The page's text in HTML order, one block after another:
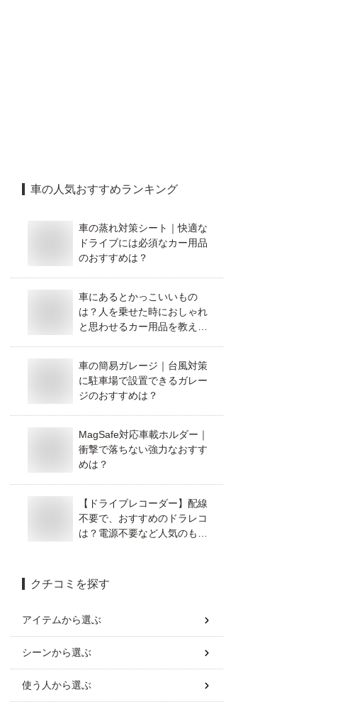
車の人気おすすめランキング
車の蒸れ対策シート｜快適な
ドライブには必須なカー用品
のおすすめは？
車にあるとかっこいいもの
は？人を乗せた時におしゃれ
と思わせるカー用品を教えて
車の簡易ガレージ｜台風対策
に駐車場で設置できるガレー
ジのおすすめは？
MagSafe対応車載ホルダー｜
衝撃で落ちない強力なおすす
めは？
【ドライブレコーダー】配線
不要で、おすすめのドラレコ
は？電源不要など人気のもの
クチコミを探す
アイテムから選ぶ
シーンから選ぶ
使う人から選ぶ